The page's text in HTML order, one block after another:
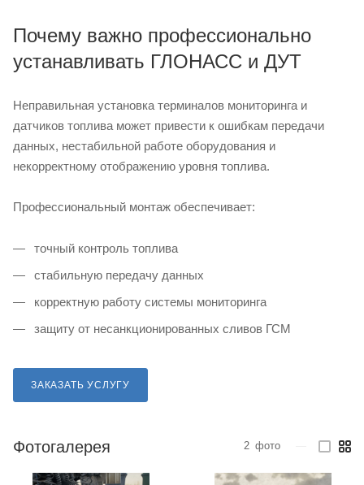
Почему важно профессионально
устанавливать ГЛОНАСС и ДУТ
Неправильная установка терминалов мониторинга и
датчиков топлива может привести к ошибкам передачи
данных, нестабильной работе оборудования и
некорректному отображению уровня топлива.
Профессиональный монтаж обеспечивает:
точный контроль топлива
стабильную передачу данных
корректную работу системы мониторинга
защиту от несанкционированных сливов ГСМ
ЗАКАЗАТЬ УСЛУГУ
Фотогалерея 2 фото